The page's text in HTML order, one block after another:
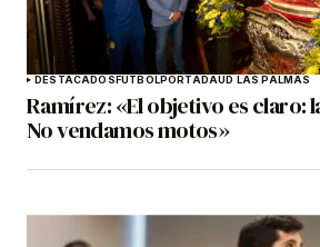
DESTACADOSFÚTBOLPORTADAUD LAS PALMAS
Ramírez: «El objetivo es claro:
No vendamos motos»